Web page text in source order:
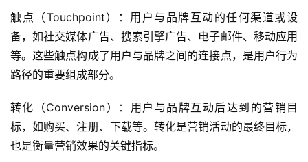
触点（Touchpoint）：用户与品牌互动的任何渠道或设
备，如社交媒体广告、搜索引擎广告、电子邮件、移动应用
等。这些触点构成了用户与品牌之间的连接点，是用户行为
路径的重要组成部分。
转化（Conversion）：用户与品牌互动后达到的营销目
标，如购买、注册、下载等。转化是营销活动的最终目标，
也是衡量营销效果的关键指标。